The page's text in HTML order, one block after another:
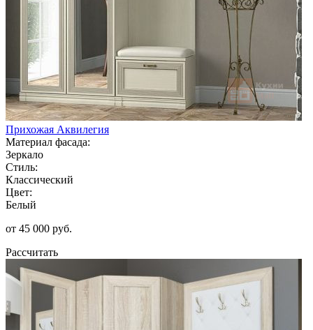
Прихожая Аквилегия
Материал фасада:
Зеркало
Стиль:
Классический
Цвет:
Белый
от 45 000 руб.
Рассчитать